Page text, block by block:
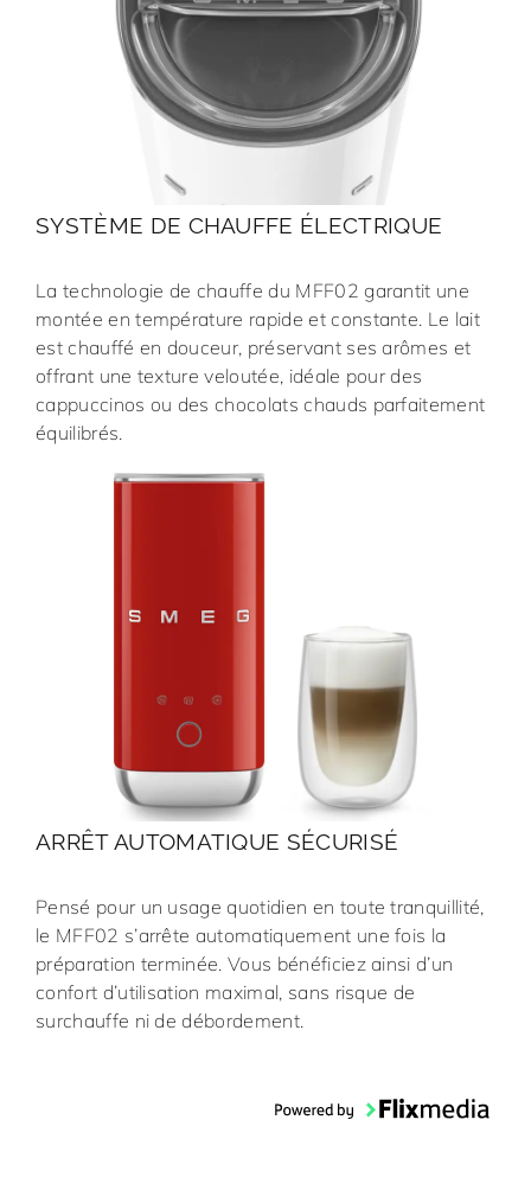
SYSTÈME DE CHAUFFE ÉLECTRIQUE
La technologie de chauffe du MFF02 garantit une
montée en température rapide et constante. Le lait
est chauffé en douceur, préservant ses arômes et
offrant une texture veloutée, idéale pour des
cappuccinos ou des chocolats chauds parfaitement
équilibrés.
ARRÊT AUTOMATIQUE SÉCURISÉ
Pensé pour un usage quotidien en toute tranquillité,
le MFF02 s’arrête automatiquement une fois la
préparation terminée. Vous bénéficiez ainsi d’un
confort d’utilisation maximal, sans risque de
surchauffe ni de débordement.